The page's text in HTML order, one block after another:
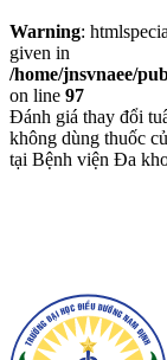
Warning:
given in
/home/jnsvnaee/
on line 97
Đánh giá thay đổi
không dùng thuốc
tại Bệnh viện Đa